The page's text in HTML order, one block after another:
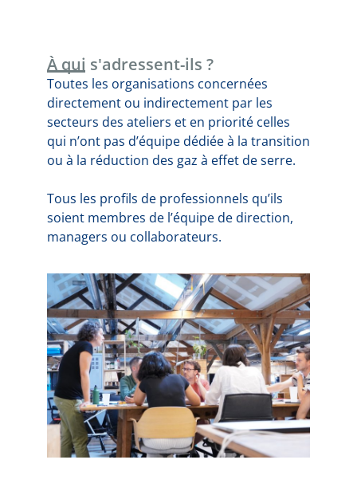
À qui s'adressent-ils ?
Toutes les organisations concernées
directement ou indirectement par les
secteurs des ateliers et en priorité celles
qui n’ont pas d’équipe dédiée à la transition
ou à la réduction des gaz à effet de serre.
Tous les profils de professionnels qu’ils
soient membres de l’équipe de direction,
managers ou collaborateurs.